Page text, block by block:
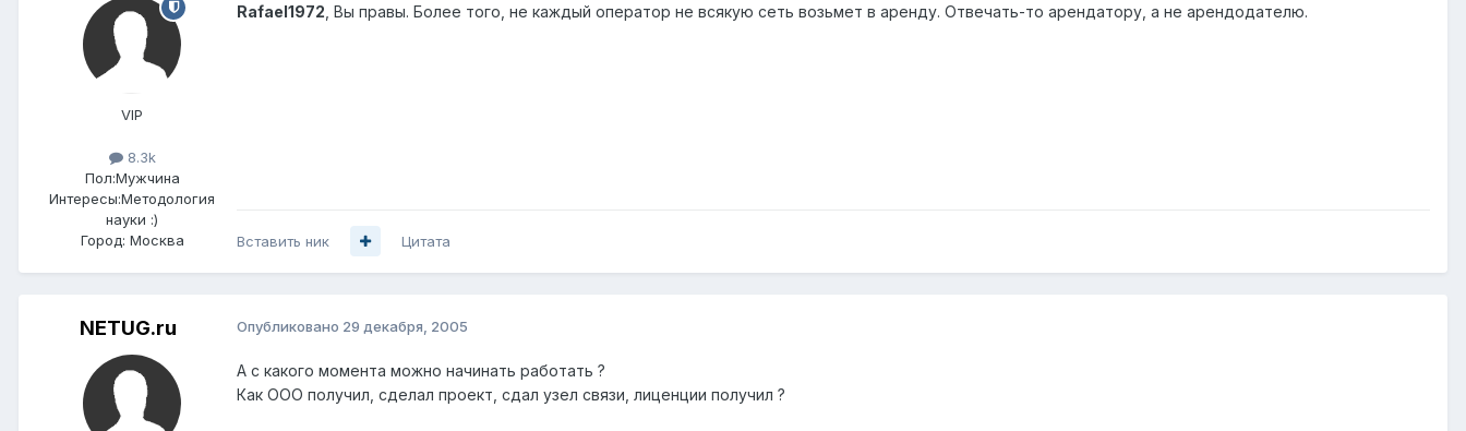
VIP
8.3k
Пол:Мужчина
Интересы:Методология
науки :)
Город: Москва
Rafael1972 , Вы правы. Более того, не каждый оператор не всякую сеть возьмет в аренду. Отвечать-то арендатору, а не арендодателю.
Вставить ник Цитата
NETUG.ru Опубликовано 29 декабря, 2005
А с какого момента можно начинать работать ?
Как ООО получил, сделал проект, сдал узел связи, лиценции получил ?